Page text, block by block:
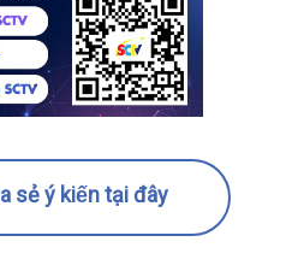
sẻ ý kiến tại đây